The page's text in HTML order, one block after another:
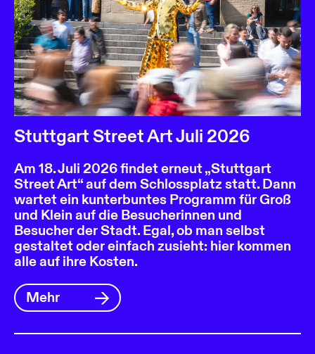
Stuttgart Street Art Juli 2026
Am 18. Juli 2026 findet erneut „Stuttgart
Street Art“ auf dem Schlossplatz statt. Dann
wartet ein kunterbuntes Programm für Groß
und Klein auf die Besucherinnen und
Besucher der Stadt. Egal, ob man selbst
gestaltet oder einfach zusieht: hier kommen
alle auf ihre Kosten.
Mehr